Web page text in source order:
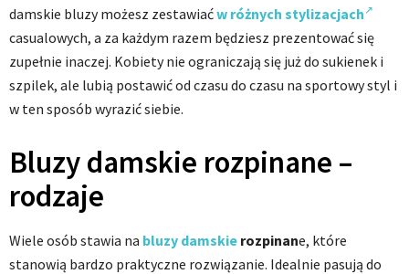
damskie bluzy możesz zestawiaćw różnych stylizacjach
casualowych, a za każdym razem będziesz prezentować się
zupełnie inaczej. Kobiety nie ograniczają się już do sukienek i
szpilek, ale lubią postawić od czasu do czasu na sportowy styl i
w ten sposób wyrazić siebie.
Bluzy damskie rozpinane –
rodzaje
Wiele osób stawia na bluzy damskie rozpinane, które
stanowią bardzo praktyczne rozwiązanie. Idealnie pasują do